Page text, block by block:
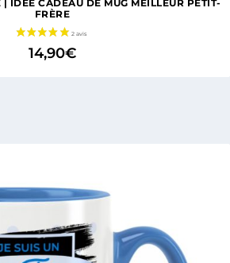
IDÉE CADEAU DE MUG MEILLEUR PETIT-
FRÈRE
14,90€